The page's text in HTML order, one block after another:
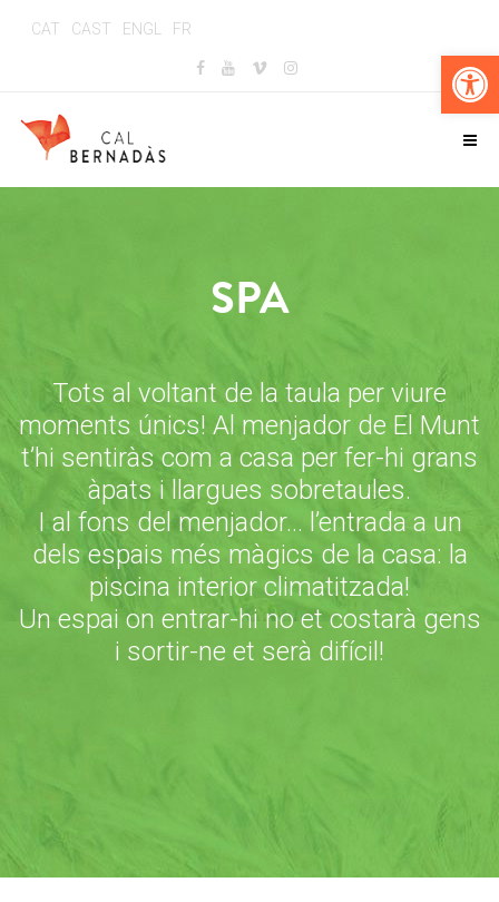
CAT CAST ENGL FR
SPA
Tots al voltant de la taula per viure
moments únics! Al menjador de El Munt
t’hi sentiràs com a casa per fer-hi grans
àpats i llargues sobretaules.
I al fons del menjador… l’entrada a un
dels espais més màgics de la casa: la
piscina interior climatitzada!
Un espai on entrar-hi no et costarà gens
i sortir-ne et serà difícil!